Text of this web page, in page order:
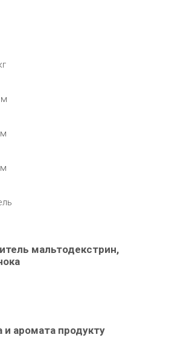
мальтодекстрин,
и аромата продукту